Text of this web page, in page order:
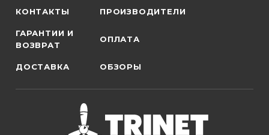
КОНТАКТЫ ПРОИЗВОДИТЕЛИ
ГАРАНТИИ И
ВОЗВРАТ
ОПЛАТА
ДОСТАВКА ОБЗОРЫ